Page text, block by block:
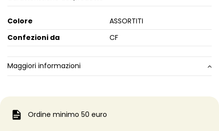
Colore
ASSORTITI
Confezioni da
CF
Maggiori informazioni
Ordine minimo 50 euro